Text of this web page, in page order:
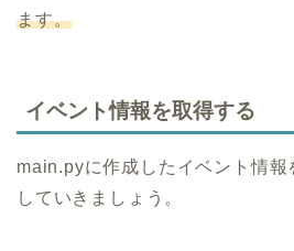
ます。
イベント情報を取得する
main.pyに作成したイベント情報
していきましょう。